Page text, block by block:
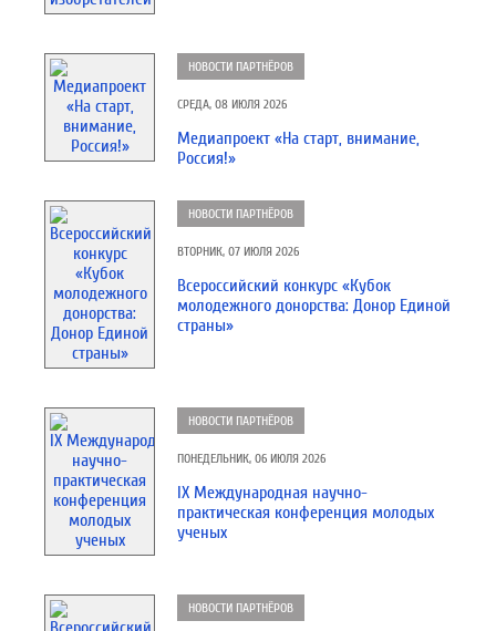
НОВОСТИ ПАРТНЁРОВ
СРЕДА, 08 ИЮЛЯ 2026
Медиапроект «На старт, внимание,
Россия!»
НОВОСТИ ПАРТНЁРОВ
ВТОРНИК, 07 ИЮЛЯ 2026
Всероссийский конкурс «Кубок
молодежного донорства: Донор Единой
страны»
НОВОСТИ ПАРТНЁРОВ
ПОНЕДЕЛЬНИК, 06 ИЮЛЯ 2026
IX Международная научно-
практическая конференция молодых
ученых
НОВОСТИ ПАРТНЁРОВ